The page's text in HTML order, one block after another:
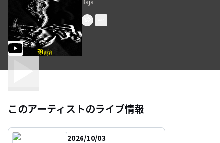
Baja
このアーティストのライブ情報
2026/10/03